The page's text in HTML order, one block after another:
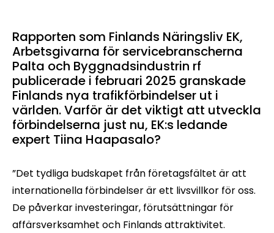
Rapporten som Finlands Näringsliv EK,
Arbetsgivarna för servicebranscherna
Palta och Byggnadsindustrin rf
publicerade i februari 2025 granskade
Finlands nya trafikförbindelser ut i
världen. Varför är det viktigt att utveckla
förbindelserna just nu, EK:s ledande
expert Tiina Haapasalo?
”Det tydliga budskapet från företagsfältet är att
internationella förbindelser är ett livsvillkor för oss.
De påverkar investeringar, förutsättningar för
affärsverksamhet och Finlands attraktivitet.